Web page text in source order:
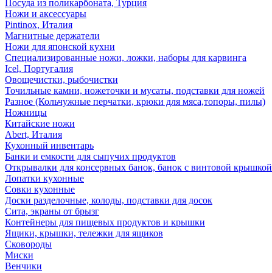
Посуда из поликарбоната, Турция
Ножи и аксессуары
Pintinox, Италия
Магнитные держатели
Ножи для японской кухни
Специализированные ножи, ложки, наборы для карвинга
Icel, Португалия
Овощечистки, рыбочистки
Точильные камни, ножеточки и мусаты, подставки для ножей
Разное (Кольчужные перчатки, крюки для мяса,топоры, пилы)
Ножницы
Китайские ножи
Abert, Италия
Кухонный инвентарь
Банки и емкости для сыпучих продуктов
Открывалки для консервных банок, банок с винтовой крышкой
Лопатки кухонные
Совки кухонные
Доски разделочные, колоды, подставки для досок
Сита, экраны от брызг
Контейнеры для пищевых продуктов и крышки
Ящики, крышки, тележки для ящиков
Сковороды
Миски
Венчики